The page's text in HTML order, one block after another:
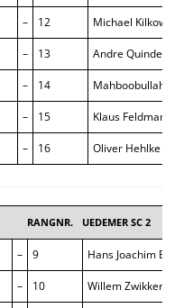
– 12 Michael Kilkowski
– 13 Andre Quindeau
– 14 Mahboobullah
– 15 Klaus Feldmann
– 16 Oliver Hehlke
RANGNR. UEDEMER SC 2
– 9 Hans Joachim
– 10 Willem Zwikker